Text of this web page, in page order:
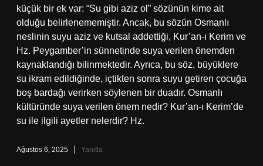
küçük bir ek var: “Su gibi aziz ol” sözünün kime ait
olduğu belirlenememiştir. Ancak, bu sözün Osmanlı
neslinin suyu aziz ve kutsal addettiği, Kur’an-ı Kerim ve
Hz. Peygamber’in sünnetinde suya verilen önemden
kaynaklandığı bilinmektedir. Ayrıca, bu söz, büyüklere
su ikram edildiğinde, içtikten sonra suyu getiren çocuğa
boş bardağı verirken söylenen bir duadır. Osmanlı
kültüründe suya verilen önem nedir? Kur’an-ı Kerim’de
su ile ilgili ayetler nelerdir? Hz.
Ağustos 6, 2025 Yanıtla